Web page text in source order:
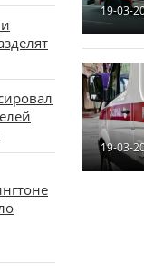
19-03-
19-03-